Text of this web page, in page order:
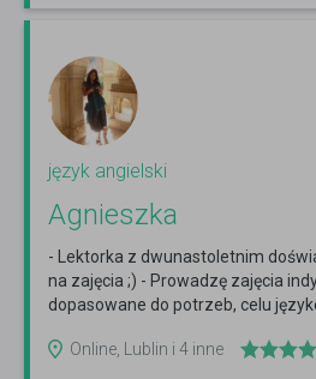
język angielski
Agnieszka
- Lektorka z dwunastoletnim
na zajęcia ;) - Prowadzę zajęcia
dopasowane do potrzeb, celu
Online, Lublin i 4 inne